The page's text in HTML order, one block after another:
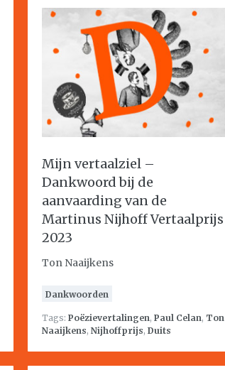
Mijn vertaalziel –
Dankwoord bij de
aanvaarding van de
Martinus Nijhoff Vertaalprijs
2023
Ton Naaijkens
Dankwoorden
Tags: Poëzievertalingen, Paul Celan, Ton
Naaijkens, Nijhoffprijs, Duits